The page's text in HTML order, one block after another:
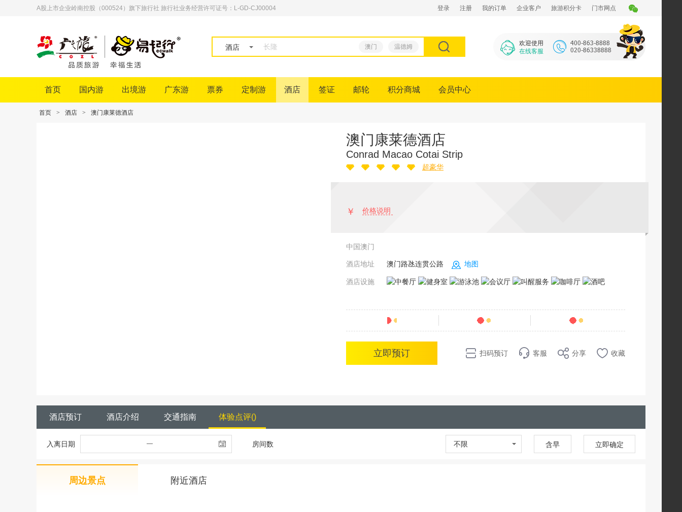
A股上市企业岭南控股（000524）旗下旅行社 旅行社业务经营许可证号：L-GD-CJ00004 登录 注册 我的订单 企业客户 旅游积分卡 门市网点
酒店 澳门 温德姆
欢迎使用
在线客服
首页 国内游 出境游 广东游 票券 定制游 酒店 签证 邮轮 积分商城 会员中心
首页 > 酒店 > 澳门康莱德酒店
澳门康莱德酒店
Conrad Macao Cotai Strip
超豪华
￥ 价格说明
中国澳门
酒店地址 澳门路氹连贯公路 地图
酒店设施
分 条点评 81 销量
立即预订 扫码预订 客服 分享 收藏
酒店预订 酒店介绍 交通指南 体验点评()
入离日期 房间数 不限 含早 立即确定
周边景点 附近酒店